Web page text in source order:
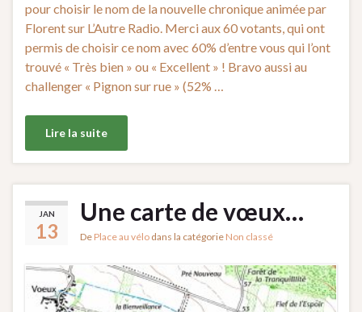
pour choisir le nom de la nouvelle chronique animée par
Florent sur L’Autre Radio. Merci aux 60 votants, qui ont
permis de choisir ce nom avec 60% d’entre vous qui l’ont
trouvé « Très bien » ou « Excellent » ! Bravo aussi au
challenger « Pignon sur rue » (52% …
Lire la suite
JAN
13
Une carte de vœux…
De Place au vélo dans la catégorie Non classé